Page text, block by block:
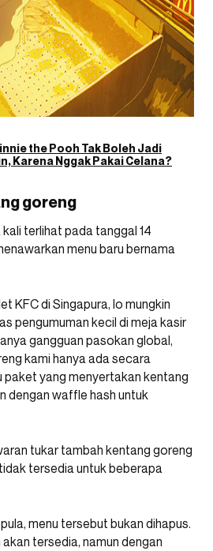
the Pooh Tak Boleh Jadi
Karena Nggak Pakai Celana?
goreng
terlihat pada tanggal 14
menu baru bernama
KFC di Singapura, lo mungkin
pengumuman kecil di meja kasir
gangguan pasokan global,
kami hanya ada secara
paket yang menyertakan kentang
dengan waffle hash untuk
tukar tambah kentang goreng
tersedia untuk beberapa
menu tersebut bukan dihapus.
tersedia, namun dengan